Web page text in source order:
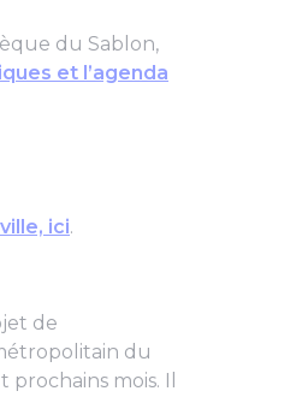
du Sablon,
et l’agenda
ici.
de
du
mois. Il